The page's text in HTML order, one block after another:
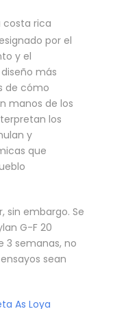
costa rica
por el
y el
más
de cómo
manos de los
los
y
que
sin embargo. Se
G-F 20
3 semanas, no
sean
As Loya